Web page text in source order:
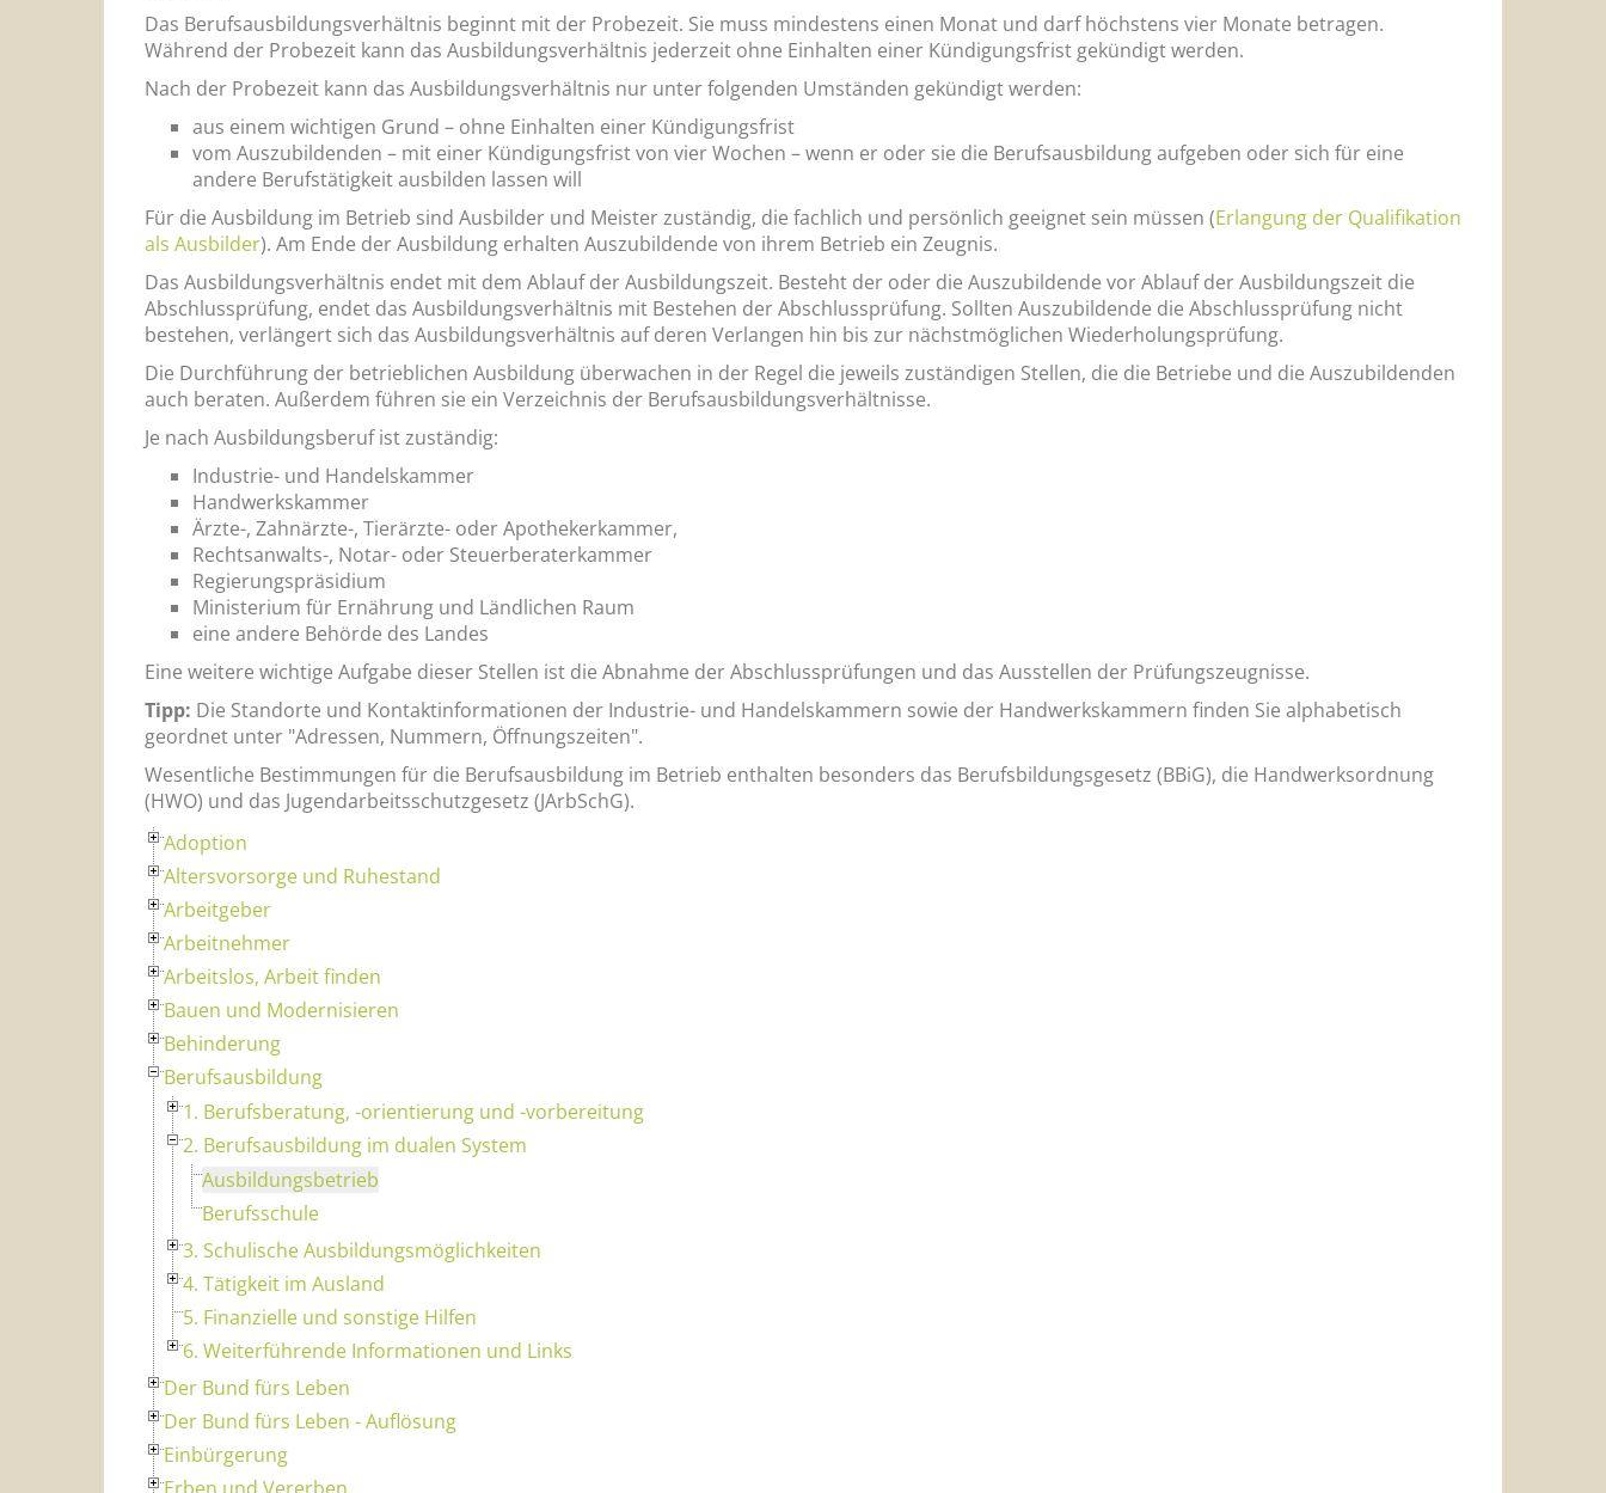
Das Berufsausbildungsverhältnis beginnt mit der Probezeit. Sie muss mindestens einen Monat und darf höchstens vier Monate betragen.
Während der Probezeit kann das Ausbildungsverhältnis jederzeit ohne Einhalten einer Kündigungsfrist gekündigt werden.
Nach der Probezeit kann das Ausbildungsverhältnis nur unter folgenden Umständen gekündigt werden:
aus einem wichtigen Grund – ohne Einhalten einer Kündigungsfrist
vom Auszubildenden – mit einer Kündigungsfrist von vier Wochen – wenn er oder sie die Berufsausbildung aufgeben oder sich für eine
andere Berufstätigkeit ausbilden lassen will
Für die Ausbildung im Betrieb sind Ausbilder und Meister zuständig, die fachlich und persönlich geeignet sein müssen (Erlangung der Qualifikation
als Ausbilder). Am Ende der Ausbildung erhalten Auszubildende von ihrem Betrieb ein Zeugnis.
Das Ausbildungsverhältnis endet mit dem Ablauf der Ausbildungszeit. Besteht der oder die Auszubildende vor Ablauf der Ausbildungszeit die
Abschlussprüfung, endet das Ausbildungsverhältnis mit Bestehen der Abschlussprüfung. Sollten Auszubildende die Abschlussprüfung nicht
bestehen, verlängert sich das Ausbildungsverhältnis auf deren Verlangen hin bis zur nächstmöglichen Wiederholungsprüfung.
Die Durchführung der betrieblichen Ausbildung überwachen in der Regel die jeweils zuständigen Stellen, die die Betriebe und die Auszubildenden
auch beraten. Außerdem führen sie ein Verzeichnis der Berufsausbildungsverhältnisse.
Je nach Ausbildungsberuf ist zuständig:
Industrie- und Handelskammer
Handwerkskammer
Ärzte-, Zahnärzte-, Tierärzte- oder Apothekerkammer,
Rechtsanwalts-, Notar- oder Steuerberaterkammer
Regierungspräsidium
Ministerium für Ernährung und Ländlichen Raum
eine andere Behörde des Landes
Eine weitere wichtige Aufgabe dieser Stellen ist die Abnahme der Abschlussprüfungen und das Ausstellen der Prüfungszeugnisse.
Tipp: Die Standorte und Kontaktinformationen der Industrie- und Handelskammern sowie der Handwerkskammern finden Sie alphabetisch
geordnet unter "Adressen, Nummern, Öffnungszeiten".
Wesentliche Bestimmungen für die Berufsausbildung im Betrieb enthalten besonders das Berufsbildungsgesetz (BBiG), die Handwerksordnung
(HWO) und das Jugendarbeitsschutzgesetz (JArbSchG).
Adoption
Altersvorsorge und Ruhestand
Arbeitgeber
Arbeitnehmer
Arbeitslos, Arbeit finden
Bauen und Modernisieren
Behinderung
Berufsausbildung
1. Berufsberatung, -orientierung und -vorbereitung
2. Berufsausbildung im dualen System
Ausbildungsbetrieb
Berufsschule
3. Schulische Ausbildungsmöglichkeiten
4. Tätigkeit im Ausland
5. Finanzielle und sonstige Hilfen
6. Weiterführende Informationen und Links
Der Bund fürs Leben
Der Bund fürs Leben - Auflösung
Einbürgerung